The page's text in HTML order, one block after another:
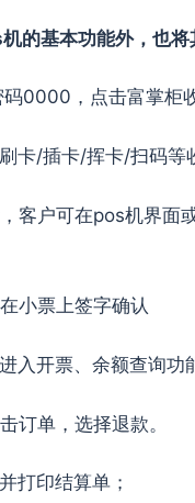
的基本功能外，也将
0000，点击富掌柜
卡/插卡/挥卡/扫码等
客户可在pos机界面
小票上签字确认
入开票、余额查询功
订单，选择退款。
打印结算单；